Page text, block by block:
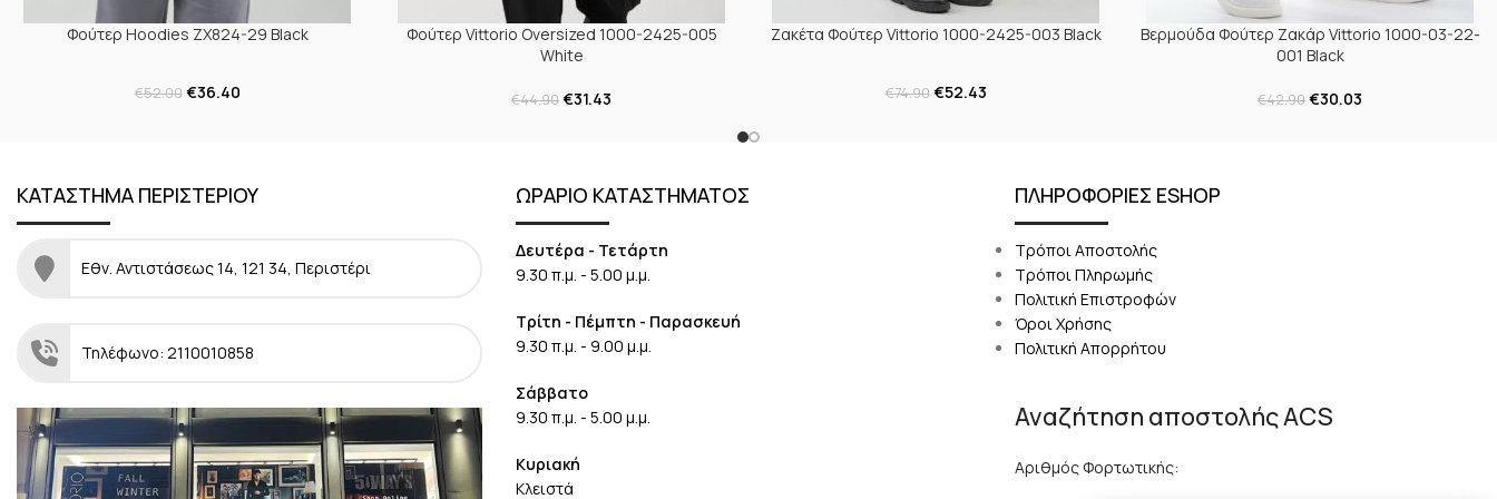
Φούτερ Hoodies ZX824-29 Black
€52.00 €36.40
Φούτερ Vittorio Oversized 1000-2425-005
White
€44.90€31.43
Ζακέτα Φούτερ Vittorio 1000-2425-003 Black
€74.90 €52.43
Βερμούδα Φούτερ Ζακάρ Vittorio 1000-03-22-
001 Black
€42.90€30.03
ΚΑΤΑΣΤΗΜΑ ΠΕΡΙΣΤΕΡΙΟΥ
Εθν. Αντιστάσεως 14, 121 34, Περιστέρι
Τηλέφωνο: 2110010858
ΩΡΑΡΙΟ ΚΑΤΑΣΤΗΜΑΤΟΣ
Δευτέρα - Τετάρτη
9.30 π.μ. - 5.00 μ.μ.
Τρίτη - Πέμπτη - Παρασκευή
9.30 π.μ. - 9.00 μ.μ.
Σάββατο
9.30 π.μ. - 5.00 μ.μ.
Κυριακή
Κλειστά
ΠΛΗΡΟΦΟΡΙΕΣ ESHOP
Τρόποι Αποστολής
Τρόποι Πληρωμής
Πολιτική Επιστροφών
Όροι Χρήσης
Πολιτική Απορρήτου
Αναζήτηση αποστολής ACS
Αριθμός Φορτωτικής: